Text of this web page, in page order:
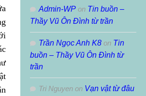
Admin-WP on Tin buồn –
Thầy Vũ Ôn Đình từ trần
Trần Ngọc Anh K8 on Tin
buồn – Thầy Vũ Ôn Đình từ
trần
Tri Nguyen on Vạn vật từ đâu